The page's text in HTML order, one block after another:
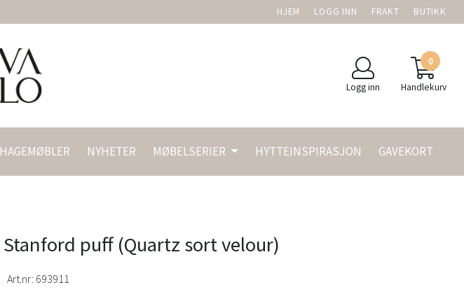
HJEM LOGG INN FRAKT BUTIKK
Logg inn
0
Handlekurv
HAGEMØBLER NYHETER MØBELSERIER HYTTEINSPIRASJON GAVEKORT
Stanford puff (Quartz sort velour)
Art.nr: 693911